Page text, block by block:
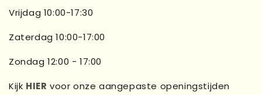
Vrijdag 10:00-17:30
Zaterdag 10:00-17:00
Zondag 12:00 - 17:00
Kijk HIER voor onze aangepaste openingstijden